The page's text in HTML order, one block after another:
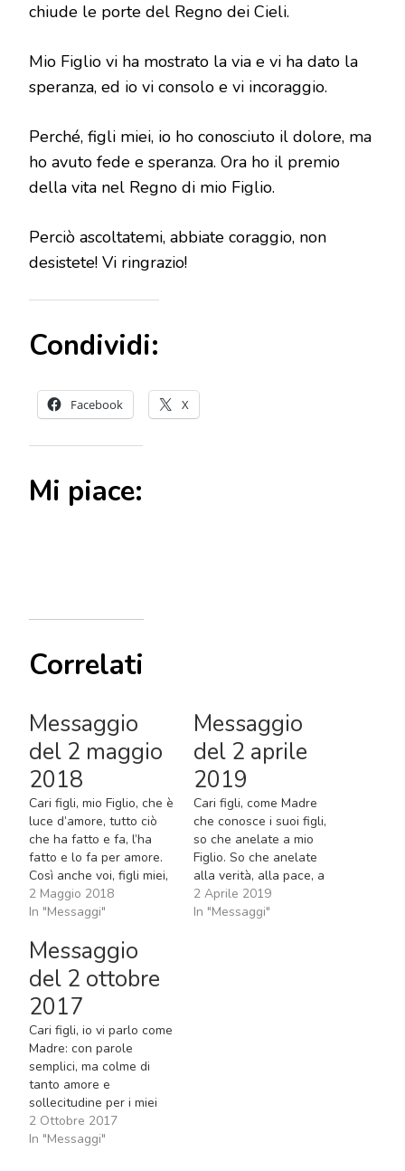
chiude le porte del Regno dei Cieli.
Mio Figlio vi ha mostrato la via e vi ha dato la
speranza, ed io vi consolo e vi incoraggio.
Perché, figli miei, io ho conosciuto il dolore, ma
ho avuto fede e speranza. Ora ho il premio
della vita nel Regno di mio Figlio.
Perciò ascoltatemi, abbiate coraggio, non
desistete! Vi ringrazio!
Condividi:
Facebook X
Mi piace:
Correlati
Messaggio
del 2 maggio
2018
Cari figli, mio Figlio, che è
luce d’amore, tutto ciò
che ha fatto e fa, l’ha
fatto e lo fa per amore.
Così anche voi, figli miei,
quando vivete
nell’amore, amate il
volontà di mio Figlio.
Apostoli del mio amore,
fatevi piccoli! Aprite i
vostri…
2 Maggio 2018
In "Messaggi"
Messaggio
del 2 aprile
2019
Cari figli, come Madre
che conosce i suoi figli,
so che anelate a mio
Figlio. So che anelate
alla verità, alla pace, a
ciò che è puro e non è
falso. Per questo io,
2 Aprile 2019
In "Messaggi"
Messaggio
del 2 ottobre
2017
Cari figli, io vi parlo come
Madre: con parole
semplici, ma colme di
tanto amore e
sollecitudine per i miei
figli, che per mezzo di mio
Figlio sono affidati a me.
2 Ottobre 2017
In "Messaggi"